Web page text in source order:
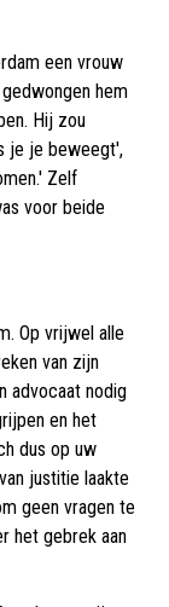
een vrouw
hem
Hij zou
je je beweegt',
Zelf
voor beide
Op vrijwel alle
van zijn
advocaat nodig
en het
dus op uw
justitie laakte
geen vragen te
het gebrek aan